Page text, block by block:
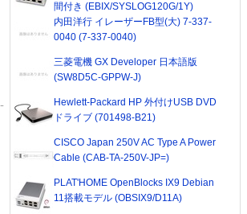
間付き (EBIX/SYSLOG120G/1Y)
内田洋行 イレーザーFB型(大) 7-337-
0040 (7-337-0040)
三菱電機 GX Developer 日本語版
(SW8D5C-GPPW-J)
Hewlett-Packard HP 外付けUSB DVD
ドライブ (701498-B21)
CISCO Japan 250V AC Type A Power
Cable (CAB-TA-250V-JP=)
PLAT'HOME OpenBlocks IX9 Debian
11搭載モデル (OBSIX9/D11A)